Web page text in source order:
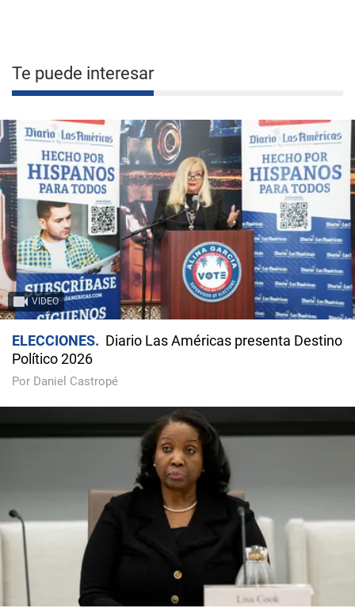
Te puede interesar
VIDEO
ELECCIONES
Diario Las Américas presenta Destino
Político 2026
Por Daniel Castropé